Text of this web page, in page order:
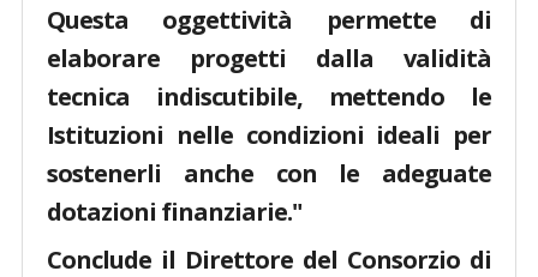
Questa oggettività permette di
elaborare progetti dalla validità
tecnica indiscutibile, mettendo le
Istituzioni nelle condizioni ideali per
sostenerli anche con le adeguate
dotazioni finanziarie."
Conclude il Direttore del Consorzio di